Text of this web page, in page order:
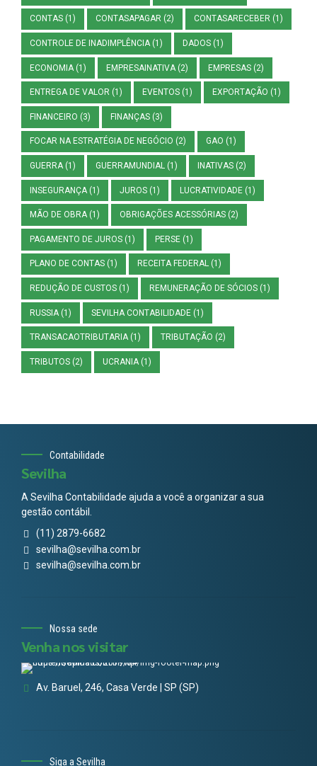
CONTAS (1) CONTASAPAGAR (2) CONTASARECEBER (1)
CONTROLE DE INADIMPLÊNCIA(1) DADOS (1)
ECONOMIA (1) EMPRESAINATIVA (2) EMPRESAS (2)
ENTREGA DE VALOR (1) EVENTOS (1) EXPORTAÇÃO (1)
FINANCEIRO (3) FINANÇAS (3)
FOCAR NA ESTRATÉGIA DE NEGÓCIO (2) GAO (1)
GUERRA(1) GUERRAMUNDIAL (1) INATIVAS (2)
INSEGURANÇA (1) JUROS (1) LUCRATIVIDADE (1)
MÃO DE OBRA(1) OBRIGAÇÕES ACESSÓRIAS (2)
PAGAMENTO DE JUROS (1) PERSE (1)
PLANO DE CONTAS (1) RECEITA FEDERAL (1)
REDUÇÃO DE CUSTOS (1) REMUNERAÇÃO DE SÓCIOS (1)
RUSSIA (1) SEVILHA CONTABILIDADE (1)
TRANSACAOTRIBUTARIA(1) TRIBUTAÇÃO (2)
TRIBUTOS (2) UCRANIA (1)
Contabilidade
Sevilha
A Sevilha Contabilidade ajuda a você a organizar a sua
gestão contábil.
(11) 2879-6682
sevilha@sevilha.com.br
sevilha@sevilha.com.br
Nossa sede
Venha nos visitar
Av. Baruel, 246, Casa Verde | SP (SP)
Siga a Sevilha